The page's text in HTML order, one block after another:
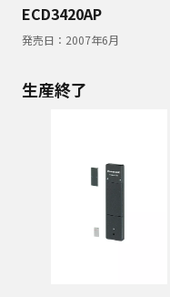
ECD3420AP
発売日： 2007年6月
生産終了